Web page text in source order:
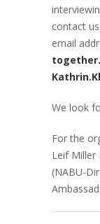
contact
email
We look
For the
Leif Miller
(NABU-